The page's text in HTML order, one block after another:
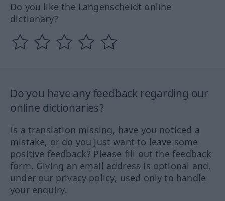
Do you like the Langenscheidt online
dictionary?
Do you have any feedback regarding our
online dictionaries?
Is a translation missing, have you noticed a
mistake, or do you just want to leave some
positive feedback? Please fill out the feedback
form. Giving an email address is optional and,
under our privacy policy, used only to handle
your enquiry.